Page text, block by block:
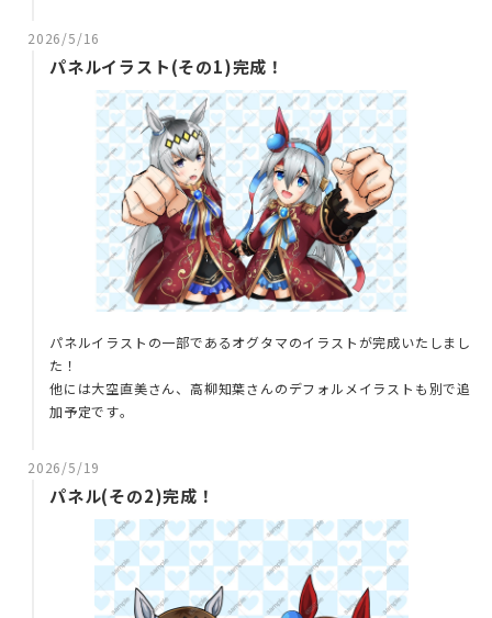
2026/5/16
パネルイラスト(その1)完成！
パネルイラストの一部であるオグタマのイラストが完成いたしまし
た！
他には大空直美さん、高柳知葉さんのデフォルメイラストも別で追
加予定です。
2026/5/19
パネル(その2)完成！